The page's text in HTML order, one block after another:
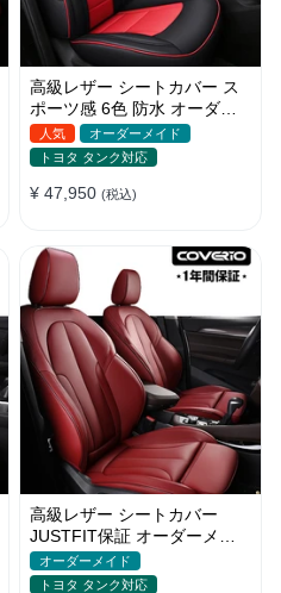
高級レザー シートカバー ス
ポーツ感 6色 防水 オーダー
メイド 耐久性 軽/普自動車
SUV
人気
オーダーメイド
トヨタ タンク対応
¥ 47,950 (税込)
高級レザー シートカバー
JUSTFIT保証 オーダーメイ
ド 7色 防水 耐摩耗性 全席セ
ット
オーダーメイド
トヨタ タンク対応